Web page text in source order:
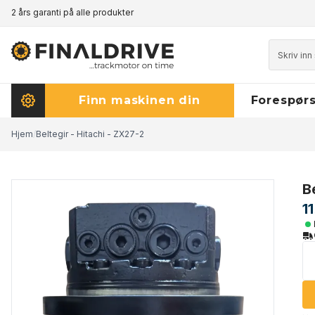
2 års garanti på alle produkterPrisgaranti - klikk her for å lese mer
Finn maskinen din
Hjem/Beltegir - Hitachi - ZX27-2